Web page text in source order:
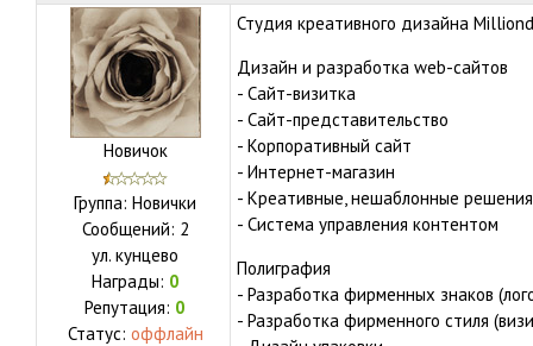
Новичок
Группа: Новички
Сообщений: 2
ул. кунцево
Награды: 0
Репутация: 0
Статус: оффлайн
Студия креативного дизайна
Дизайн и разработка web-сайтов
- Сайт-визитка
- Сайт-представительство
- Корпоративный сайт
- Интернет-магазин
- Креативные, нешаблонные
- Система управления контентом
Полиграфия
- Разработка фирменных знаков
- Разработка фирменного стиля